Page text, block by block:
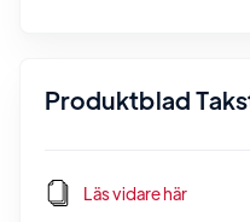
Produktblad
Läs vidare här